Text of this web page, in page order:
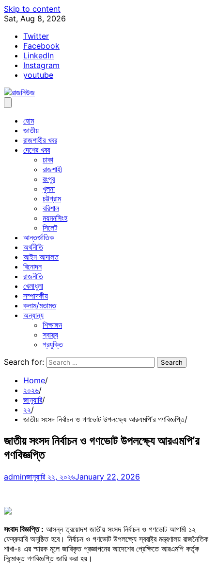
Skip to content
Sat, Aug 8, 2026
Twitter
Facebook
LinkedIn
Instagram
youtube
হোম
জাতীয়
রাজশাহীর খবর
দেশের খবর
ঢাকা
রাজশাহী
রংপুর
খুলনা
চট্টগ্রাম
বরিশাল
ময়মনসিংহ
সিলেট
আন্তর্জাতিক
অর্থনীতি
আইন আদালত
বিনোদন
রাজনীতি
খেলাধুলা
সম্পাদকীয়
কলাম/মতামত
অন্যান্য
শিক্ষাঙ্গন
স্বাস্থ্য
প্রযুক্তি
Search for:
Home
২০২৬
জানুয়ারি
২২
জাতীয় সংসদ নির্বাচন ও গণভোট উপলক্ষ্যে আরএমপি’র গণবিজ্ঞপ্তি
জাতীয় সংসদ নির্বাচন ও গণভোট উপলক্ষ্যে আরএমপি’র
গণবিজ্ঞপ্তি
adminজানুয়ারি ২২, ২০২৬January 22, 2026
সংবাদ বিজ্ঞপ্তি : আসন্ন ত্রয়োদশ জাতীয় সংসদ নির্বাচন ও গণভোট আগামী ১২
ফেব্রুয়ারি অনুষ্ঠিত হবে। নির্বাচন ও গণভোট উপলক্ষ্যে স্বরাষ্ট্র মন্ত্রণালয় রাজনৈতিক
শাখা-৪ এর স্মারক মূলে জারিকৃত প্রজ্ঞাপনের আদেশের প্রেক্ষিতে আরএমপি কর্তৃক
নিন্মোক্ত গণবিজ্ঞপ্তি জারি করা হয়।